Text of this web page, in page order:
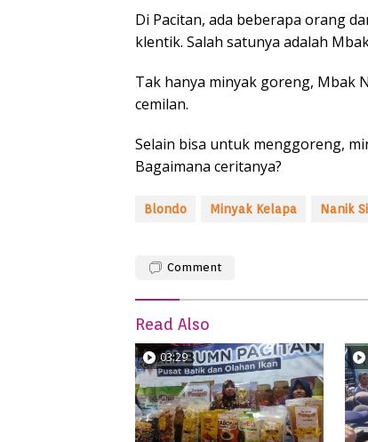
Di Pacitan, ada beberapa orang
klentik. Salah satunya adalah
Tak hanya minyak goreng, Mbak
cemilan.
Selain bisa untuk menggoreng,
Bagaimana ceritanya?
Blondo Minyak Kelapa Nanik
Comment
Read Also
03:29